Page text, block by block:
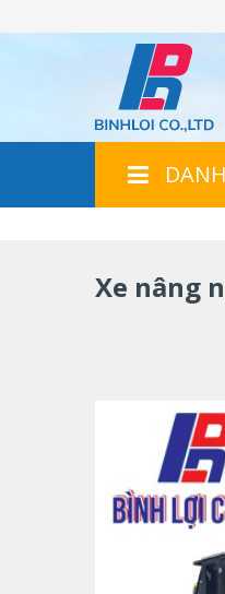
đến
Xe nâng